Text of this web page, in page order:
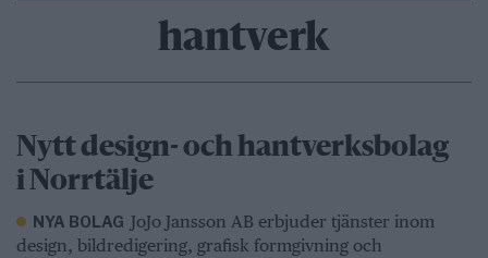
hantverk
Nytt design- och hantverksbolag
i Norrtälje
NYA BOLAG JoJo Jansson AB erbjuder tjänster inom
design, bildredigering, grafisk formgivning och